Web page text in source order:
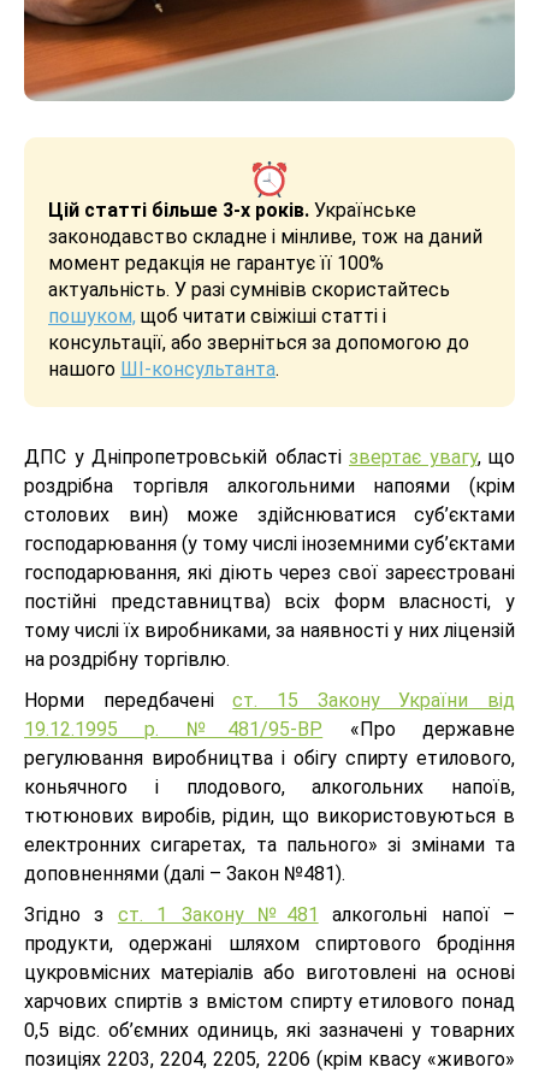
Цій статті більше 3-х років. Українське
законодавство складне і мінливе, тож на даний
момент редакція не гарантує її 100%
актуальність. У разі сумнівів скористайтесь
пошуком, щоб читати свіжіші статті і
консультації, або зверніться за допомогою до
нашого ШІ-консультанта.
ДПС у Дніпропетровській області звертає увагу, що
роздрібна торгівля алкогольними напоями (крім
столових вин) може здійснюватися суб’єктами
господарювання (у тому числі іноземними суб’єктами
господарювання, які діють через свої зареєстровані
постійні представництва) всіх форм власності, у
тому числі їх виробниками, за наявності у них ліцензій
на роздрібну торгівлю.
Норми передбаченіст. 15 Закону України від
19.12.1995 р. №481/95-ВР «Про державне
регулювання виробництва і обігу спирту етилового,
коньячного і плодового, алкогольних напоїв,
тютюнових виробів, рідин, що використовуються в
електронних сигаретах, та пального» зі змінами та
доповненнями (далі – Закон №481).
Згідно з ст. 1 Закону №481 алкогольні напої –
продукти, одержані шляхом спиртового бродіння
цукровмісних матеріалів або виготовлені на основі
харчових спиртів з вмістом спирту етилового понад
0,5 відс. об’ємних одиниць, які зазначені у товарних
позиціях 2203, 2204, 2205, 2206 (крім квасу «живого»